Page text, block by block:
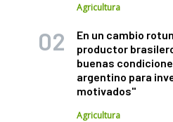
Agricultura
En un cambio
productor
buenas
argentino para
motivados"
Agricultura